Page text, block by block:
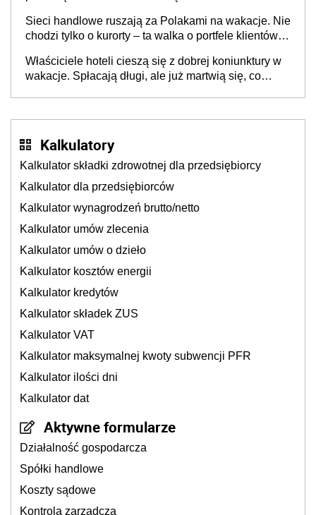
Sieci handlowe ruszają za Polakami na wakacje. Nie
chodzi tylko o kurorty – ta walka o portfele klientów
cichu
Właściciele hoteli cieszą się z dobrej koniunktury w
wakacje. Spłacają długi, ale już martwią się, co
Kalkulatory
Kalkulator składki zdrowotnej dla przedsiębiorcy
Kalkulator dla przedsiębiorców
Kalkulator wynagrodzeń brutto/netto
Kalkulator umów zlecenia
Kalkulator umów o dzieło
Kalkulator kosztów energii
Kalkulator kredytów
Kalkulator składek ZUS
Kalkulator VAT
Kalkulator maksymalnej kwoty subwencji PFR
Kalkulator ilości dni
Kalkulator dat
Aktywne formularze
Działalność gospodarcza
Spółki handlowe
Koszty sądowe
Kontrola zarządcza